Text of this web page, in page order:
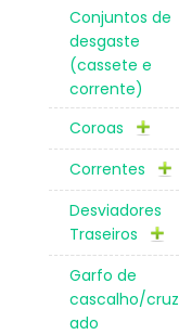
Conjuntos de
desgaste
(cassete e
corrente)
Coroas
Correntes
Desviadores
Traseiros
Garfo de
cascalho/cruz
ado